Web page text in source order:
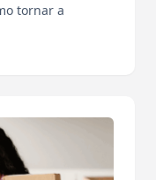
tornar a